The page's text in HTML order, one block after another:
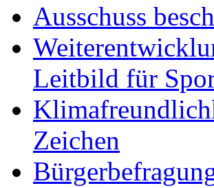
Ausschuss
Leitbild für
Zeichen